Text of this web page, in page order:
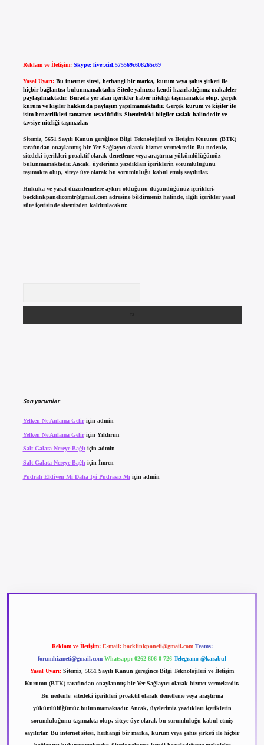
Reklam ve İletişim: Skype: live:.cid.575569c608265c69
Yasal Uyarı: Bu internet sitesi, herhangi bir marka, kurum veya şahıs şirketi ile
hiçbir bağlantısı bulunmamaktadır. Sitede yalnızca kendi hazırladığımız makaleler
paylaşılmaktadır. Burada yer alan içerikler haber niteliği taşımamakta olup, gerçek
kurum ve kişiler hakkında paylaşım yapılmamaktadır. Gerçek kurum ve kişiler ile
isim benzerlikleri tamamen tesadüfidir. Sitemizdeki bilgiler taslak halindedir ve
tavsiye niteliği taşımazlar.
Sitemiz, 5651 Sayılı Kanun gereğince Bilgi Teknolojileri ve İletişim Kurumu (BTK)
tarafından onaylanmış bir Yer Sağlayıcı olarak hizmet vermektedir. Bu nedenle,
sitedeki içerikleri proaktif olarak denetleme veya araştırma yükümlülüğümüz
bulunmamaktadır. Ancak, üyelerimiz yazdıkları içeriklerin sorumluluğunu
taşımakta olup, siteye üye olarak bu sorumluluğu kabul etmiş sayılırlar.
Hukuka ve yasal düzenlemelere aykırı olduğunu düşündüğünüz içerikleri,
backlinkpanelicomtr@gmail.comadresine bildirmeniz halinde, ilgili içerikler yasal
süre içerisinde sitemizden kaldırılacaktır.
Son yorumlar
Yelken Ne Anlama Geliriçin admin
Yelken Ne Anlama Geliriçin Yıldırım
Salt Galata Nereye Bağlıiçin admin
Salt Galata Nereye Bağlı için İmren
Pudralı Eldiven Mi Daha Iyi Pudrasız Mı için admin
Reklam ve İletişim: E-mail: backlinkpaneli@gmail.com Teams:
forumhizmeti@gmail.com Whatsapp: 0262 606 0 726 Telegram: @karabul
Yasal Uyarı: Sitemiz, 5651 Sayılı Kanun gereğince Bilgi Teknolojileri ve İletişim
Kurumu (BTK) tarafından onaylanmış bir Yer Sağlayıcı olarak hizmet vermektedir.
Bu nedenle, sitedeki içerikleri proaktif olarak denetleme veya araştırma
yükümlülüğümüz bulunmamaktadır. Ancak, üyelerimiz yazdıkları içeriklerin
sorumluluğunu taşımakta olup, siteye üye olarak bu sorumluluğu kabul etmiş
sayılırlar. Bu internet sitesi, herhangi bir marka, kurum veya şahıs şirketi ile hiçbir